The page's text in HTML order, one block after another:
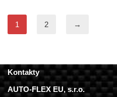
1 2 →
Kontakty
AUTO-FLEX EU, s.r.o.